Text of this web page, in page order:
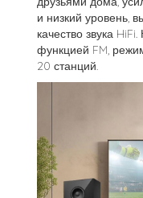
и низкий уровень,
качество звука
функцией FM,
20 станций.